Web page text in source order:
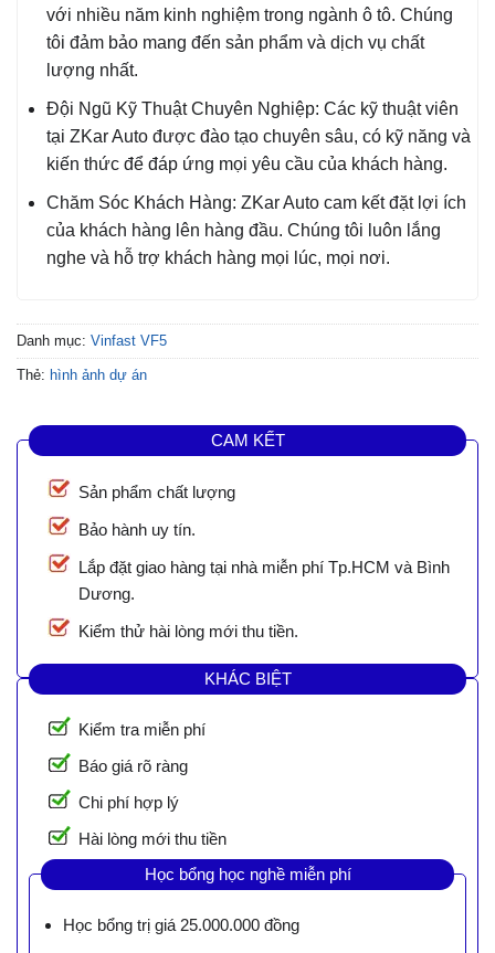
với nhiều năm kinh nghiệm trong ngành ô tô. Chúng
tôi đảm bảo mang đến sản phẩm và dịch vụ chất
lượng nhất.
Đội Ngũ Kỹ Thuật Chuyên Nghiệp: Các kỹ thuật viên
tại ZKar Auto được đào tạo chuyên sâu, có kỹ năng và
kiến thức để đáp ứng mọi yêu cầu của khách hàng.
Chăm Sóc Khách Hàng: ZKar Auto cam kết đặt lợi ích
của khách hàng lên hàng đầu. Chúng tôi luôn lắng
nghe và hỗ trợ khách hàng mọi lúc, mọi nơi.
Danh mục: Vinfast VF5
Thẻ: hình ảnh dự án
CAM KẾT
Sản phẩm chất lượng
Bảo hành uy tín.
Lắp đặt giao hàng tại nhà miễn phí Tp.HCM và Bình
Dương.
Kiểm thử hài lòng mới thu tiền.
KHÁC BIỆT
Kiểm tra miễn phí
Báo giá rõ ràng
Chi phí hợp lý
Hài lòng mới thu tiền
Học bổng học nghề miễn phí
Học bổng trị giá 25.000.000 đồng